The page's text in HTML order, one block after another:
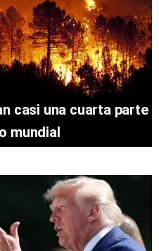
casi una cuarta parte
mundial